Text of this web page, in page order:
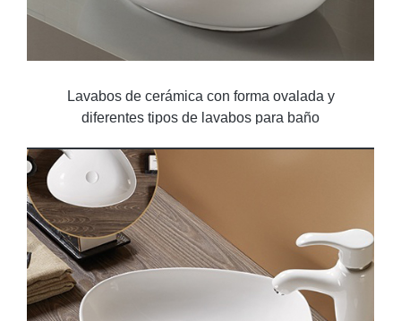
Lavabos de cerámica con forma ovalada y
diferentes tipos de lavabos para baño